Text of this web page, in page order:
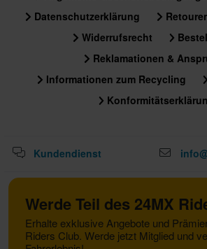
Datenschutzerklärung
Widerrufsrecht
Reklamationen &
Informationen zum Recycling
Kundendienst
Werde Teil des 24MX
Erhalte exklusive Angebote und
Riders Club. Werde jetzt Mitglied und